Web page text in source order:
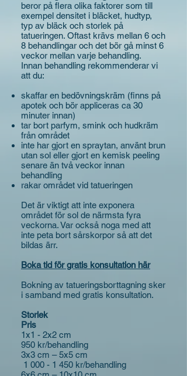
beror på flera olika faktorer som till
exempel densitet i bläcket, hudtyp,
typ av bläck och storlek på
tatueringen. Oftast krävs mellan 6 och
8 behandlingar och det bör gå minst 6
veckor mellan varje behandling.
Innan behandling rekommenderar vi
att du:
skaffar en bedövningskräm (finns på
apotek och bör appliceras ca 30
minuter innan)
tar bort parfym, smink och hudkräm
från området
inte har gjort en spraytan, använt brun
utan sol eller gjort en kemisk peeling
senare än två veckor innan
behandling
rakar området vid tatueringen
Det är viktigt att inte exponera
området för sol de närmsta fyra
veckorna. Var också noga med att
inte peta bort sårskorpor så att det
bildas ärr.
Boka tid för gratis konsultation här
Bokning av tatueringsborttagning sker
i samband med gratis konsultation.
Storlek
Pris
1x1 - 2x2 cm
950 kr/behandling
3x3 cm – 5x5 cm
1 000 - 1 450 kr/behandling